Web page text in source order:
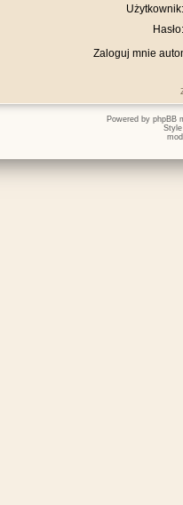
Użytkownik:
Hasło:
Zaloguj mnie
Powered by phpBB